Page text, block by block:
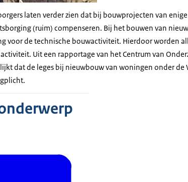
laten verder zien dat bij bouwprojecten van
(ruim) compenseren. Bij het bouwen van
voor de technische bouwactiviteit. Hierdoor worden
Uit een rapportage van het Centrum van
dat de leges bij nieuwbouw van woningen onder